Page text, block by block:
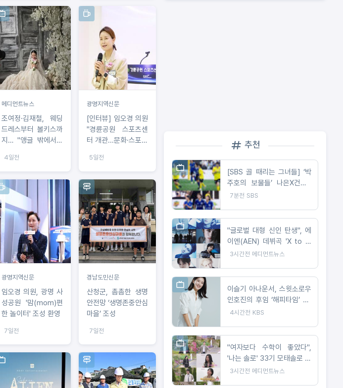
짝!
메디먼트뉴스
조여정·김재철, 웨딩
드레스부터 볼키스까
지… "앵글 밖에서는
4일전
광명지역신문
[인터뷰] 임오경 의원
"경륜공원 스포츠센
터 개관...문화·스포츠
다"
5일전
광명지역신문
임오경 의원, 광명 사
성공원 '맘(mom)편
한 놀이터' 조성 환영
7일전
경남도민신문
산청군, 촘촘한 생명
안전망 ‘생명존중안심
마을’ 조성
7일전
추천
[SBS 골 때리는 그녀들] ‘박
주호의 보물들’ 나은X건후X
진우, 훌쩍 자란 모습으로 ‘골
7분전 SBS
"글로벌 대형 신인 탄생", 에
이엔(AEN) 데뷔곡 'X to Z'
첫 티저 공개
3시간전 메디먼트뉴스
이슬기 아나운서, 스윗소로우
인호진의 후임 ‘해피타임’ DJ
로 발탁
4시간전 KBS
"여자보다 수학이 좋았다",
'나는 솔로' 33기 모태솔로 특
징 총집합
3시간전 메디먼트뉴스